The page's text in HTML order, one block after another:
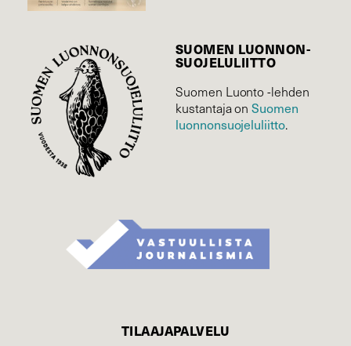
SUOMEN LUONNON­
SUOJELU­LIITTO
Suomen Luonto -lehden
kustantaja onSuomen
luonnonsuojelu­liitto.
TILAAJAPALVELU